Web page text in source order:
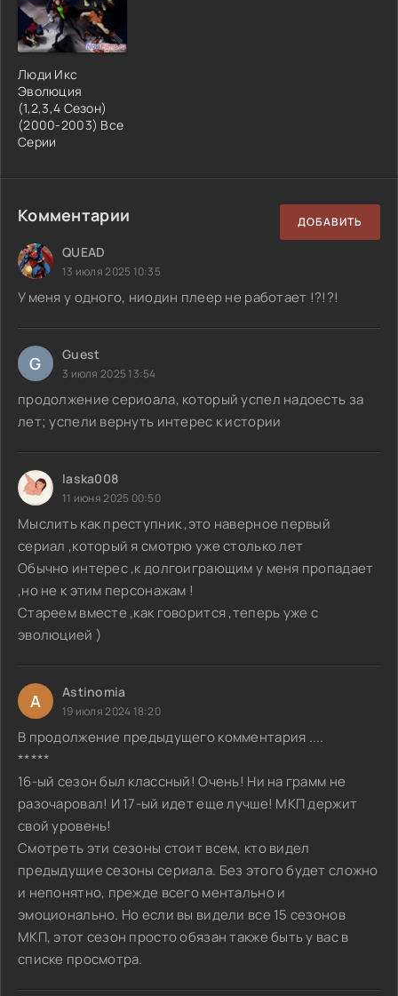
Люди Икс
Эволюция
(1,2,3,4 Сезон)
(2000-2003) Все
Серии
Комментарии ДОБАВИТЬ
QUEAD
13 июля 2025 10:35
У меня у одного, ниодин плеер не работает !?!?!
G Guest
3 июля 2025 13:54
продолжение сериоала, который успел надоесть за
лет; успели вернуть интерес к истории
laska008
11 июня 2025 00:50
Мыслить как преступник ,это наверное первый
сериал ,который я смотрю уже столько лет
Обычно интерес ,к долгоиграющим у меня пропадает
,но не к этим персонажам !
Стареем вместе ,как говорится ,теперь уже с
эволюцией )
A Astinomia
19 июля 2024 18:20
В продолжение предыдущего комментария ....
*****
16-ый сезон был классный! Очень! Ни на грамм не
разочаровал! И 17-ый идет еще лучше! МКП держит
свой уровень!
Смотреть эти сезоны стоит всем, кто видел
предыдущие сезоны сериала. Без этого будет сложно
и непонятно, прежде всего ментально и
эмоционально. Но если вы видели все 15 сезонов
МКП, этот сезон просто обязан также быть у вас в
списке просмотра.